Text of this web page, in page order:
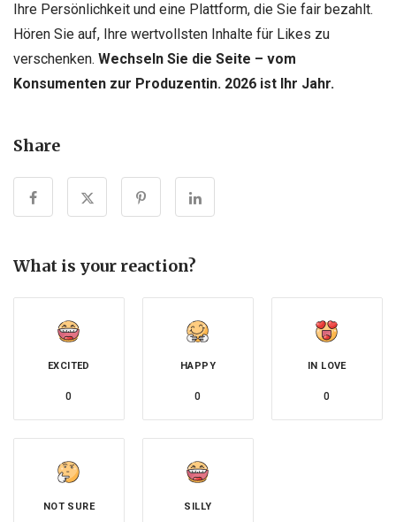
Ihre Persönlichkeit und eine Plattform, die Sie fair bezahlt.
Hören Sie auf, Ihre wertvollsten Inhalte für Likes zu
verschenken. Wechseln Sie die Seite – vom
Konsumenten zur Produzentin. 2026 ist Ihr Jahr.
Share
What is your reaction?
EXCITED
0
HAPPY
0
IN LOVE
0
NOT SURE SILLY